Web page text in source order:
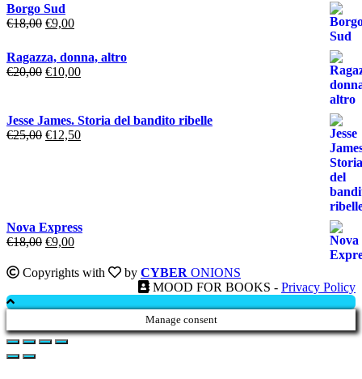
Borgo Sud
€18,00 Il
originale
era:
€18,00.
€9,00Il
è:
€9,00.
Ragazza, donna, altro
€20,00 Il
€20,00.
€10,00Il
è:
€10,00.
Jesse James. Storia del bandito ribelle
€25,00 Il
€12,50Il
Nova Express
€18,00 Il
originale
€18,00.
€9,00Il
attuale
€9,00.
Copyrights with by CYBER ONIONS
MOOD FOR BOOKS - Privacy Policy
Manage consent